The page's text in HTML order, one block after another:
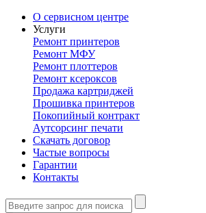
О сервисном центре
Услуги
Ремонт принтеров
Ремонт МФУ
Ремонт плоттеров
Ремонт ксероксов
Продажа картриджей
Прошивка принтеров
Покопийный контракт
Аутсорсинг печати
Скачать договор
Частые вопросы
Гарантии
Контакты